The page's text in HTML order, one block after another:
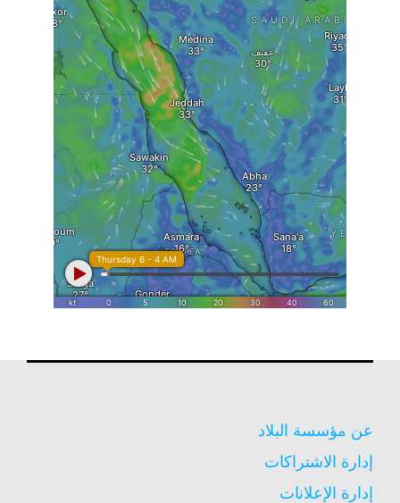
عن مؤسسة البلاد
إدارة الاشتراكات
إدارة الإعلانات